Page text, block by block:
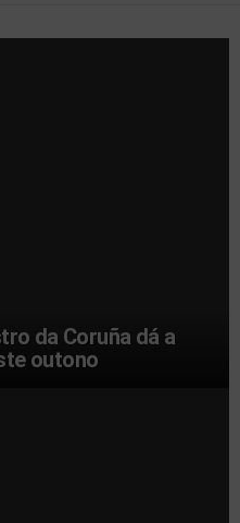
da Coruña dá a
outono